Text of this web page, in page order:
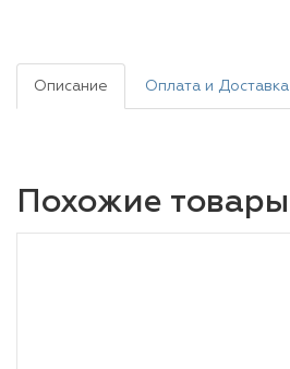
Описание Оплата и Доставка
Похожие товары